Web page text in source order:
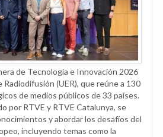
de Tecnología e Innovación 2026
Radiodifusión (UER), que reúne a 130
de medios públicos de 33 países.
por RTVE y RTVE Catalunya, se
y abordar los desafíos del
incluyendo temas como la